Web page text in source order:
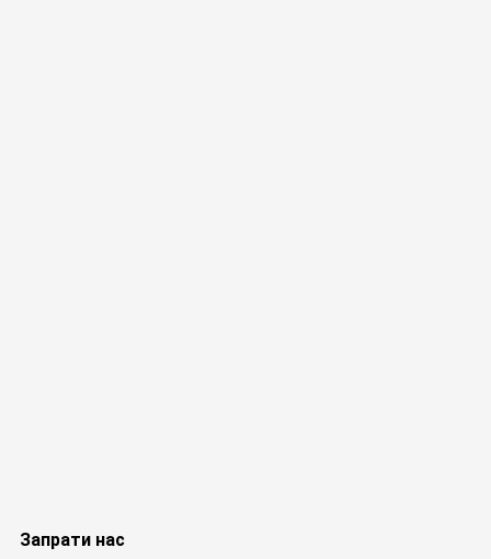
Запрати нас